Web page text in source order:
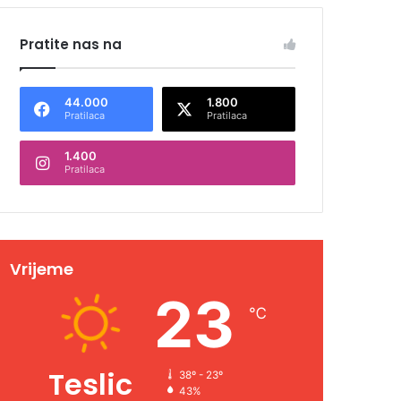
Pratite nas na
44.000
Pratilaca
1.800
Pratilaca
1.400
Pratilaca
Vrijeme
Teslic
23 ℃
38º - 23º
43%